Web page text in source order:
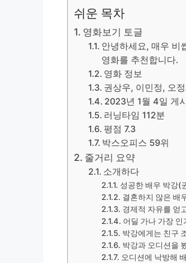
쉬운 목차
영화보기 토글
안녕하세요, 매우 비
영화를 추천합니다.
영화 정보
권상우, 이민정, 오
2023년 1월 4일 게
러닝타임 112분
평점 7.3
박스오피스 59위
줄거리 요약
소개하다
성공한 배우 박강(
결혼하지 않은 배
경제적 자유를 얻
어딜 가나 가장 인
박강에게는 친구
박강과 오디션을
오디션에 낙방해